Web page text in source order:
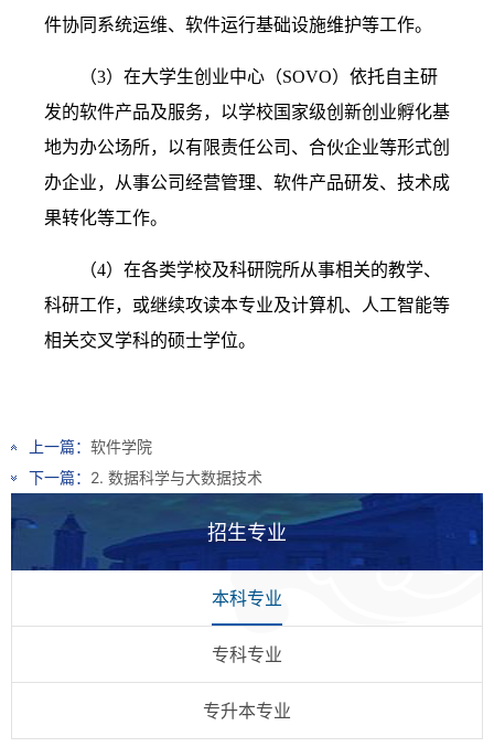
件协同系统运维、软件运行基础设施维护等工作。
（3）在大学生创业中心（SOVO）依托自主研
发的软件产品及服务，以学校国家级创新创业孵化基
地为办公场所，以有限责任公司、合伙企业等形式创
办企业，从事公司经营管理、软件产品研发、技术成
果转化等工作。
（4）在各类学校及科研院所从事相关的教学、
科研工作，或继续攻读本专业及计算机、人工智能等
相关交叉学科的硕士学位。
上一篇： 软件学院
下一篇： 2. 数据科学与大数据技术
招生专业
本科专业
专科专业
专升本专业